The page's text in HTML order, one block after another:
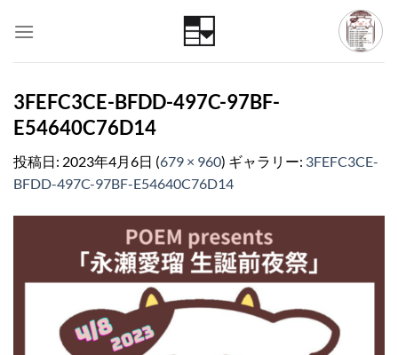
3FEFC3CE-BFDD-497C-97BF-
E54640C76D14
投稿日: 2023年4月6日 (679 × 960) ギャラリー: 3FEFC3CE-
BFDD-497C-97BF-E54640C76D14